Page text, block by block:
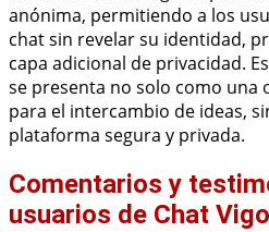
anónima, permitiendo a los
chat sin revelar su identidad,
capa adicional de privacidad.
se presenta no solo como una
para el intercambio de ideas,
plataforma segura y privada.
Comentarios y
usuarios de Chat Vigo